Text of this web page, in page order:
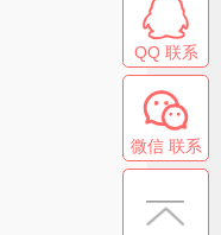
QQ 联系
微信 联系